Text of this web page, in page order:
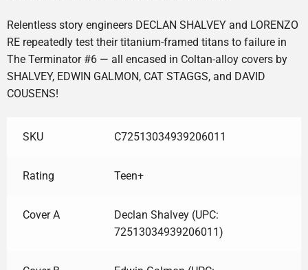
Relentless story engineers DECLAN SHALVEY and LORENZO
RE repeatedly test their titanium-framed titans to failure in
The Terminator #6 — all encased in Coltan-alloy covers by
SHALVEY, EDWIN GALMON, CAT STAGGS, and DAVID
COUSENS!
SKU C72513034939206011
Rating Teen+
Cover A
Declan Shalvey (UPC:
72513034939206011)